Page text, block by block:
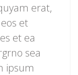
erat,
et
et ea
sea
ipsum